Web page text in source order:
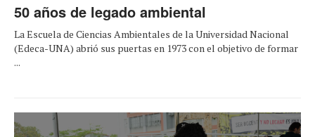
50 años de legado ambiental
La Escuela de Ciencias Ambientales de la Universidad Nacional
(Edeca-UNA) abrió sus puertas en 1973 con el objetivo de formar
...